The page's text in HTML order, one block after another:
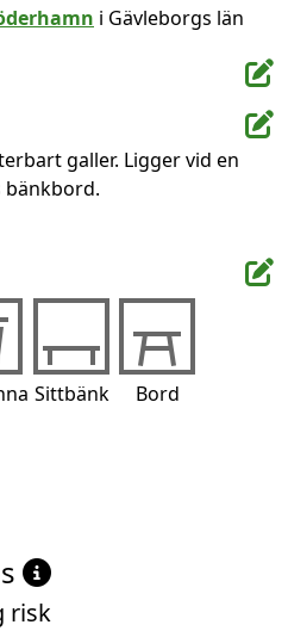
i Gävleborgs län
galler. Ligger vid en
bänkbord.
Sittbänk Bord
risk